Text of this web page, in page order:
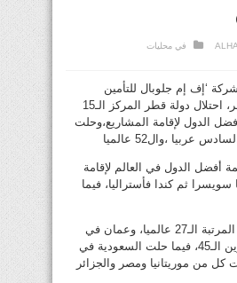
في محليات
‘إف إم جلوبال للتأمين
والحماية من المخاطر، احتلال دولة قطر المركز الـ15
الدول لإقامة المشاريع،وحلت
عربيا ،وال52 عالميا
أفضل الدول في العالم لإقامة
سويسرا ثم كندا فأستراليا، فيما
وجاءت الإمارات في المرتبة الـ27 عالميا، وعمان في
المركز الـ36، والبحرين الـ45، فيما حلت السعودية في
، وجاءت كل من موريتانيا ومصر والجزائر